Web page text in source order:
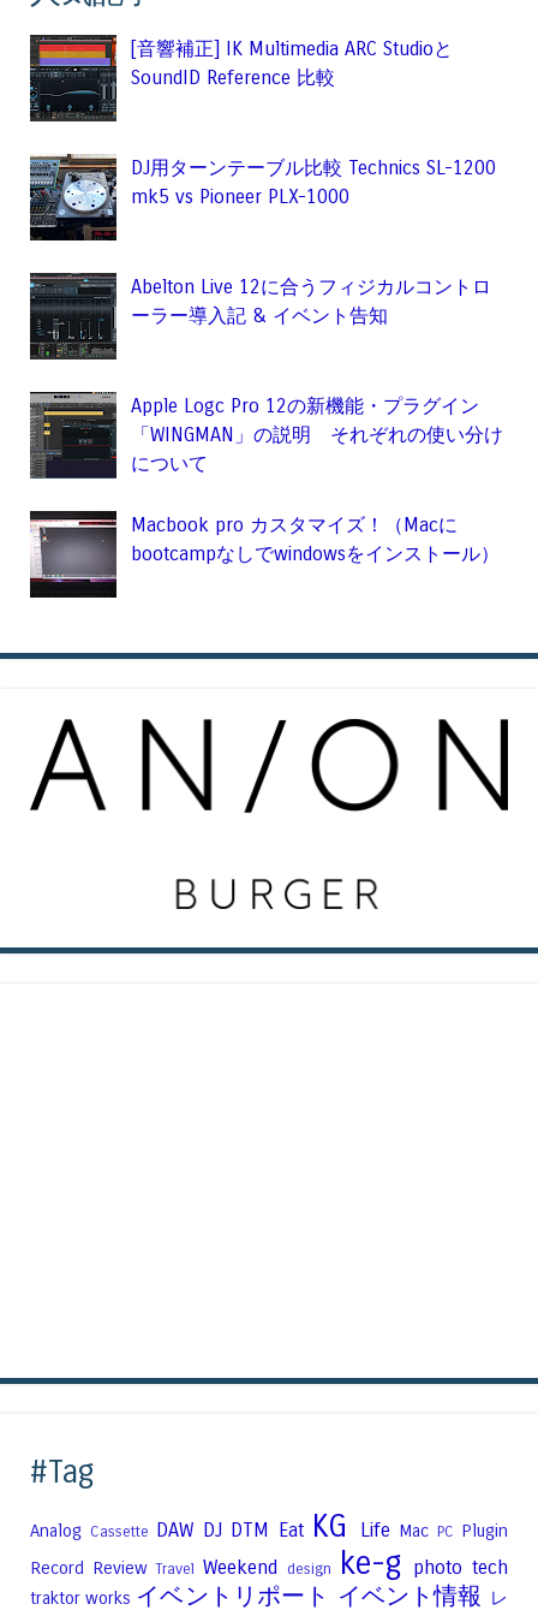
[音響補正] IK Multimedia ARC Studioと
SoundID Reference 比較
DJ用ターンテーブル比較 Technics SL-1200
mk5 vs Pioneer PLX-1000
Abelton Live 12に合うフィジカルコントロ
ーラー導入記 & イベント告知
Apple Logc Pro 12の新機能・プラグイン
「WINGMAN」の説明 それぞれの使い分け
について
Macbook pro カスタマイズ！（Macに
bootcampなしでwindowsをインストール）
#Tag
Analog Cassette DAW DJ DTM Eat KG Life Mac PC Plugin
Record Review Travel Weekend design ke-g photo tech
traktor works イベントリポート イベント情報
レ